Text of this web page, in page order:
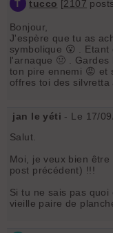
T tucco [2107
Bonjour,
J'espère que tu as
symbolique 😮 .
l'arnaque 🤢 .
ton pire ennemi 😡 et
offres toi des silvretta
jan le yéti - Le 17/
Salut.
Moi, je veux bien
post précédent) !!!
Si tu ne sais pas
vieille paire de